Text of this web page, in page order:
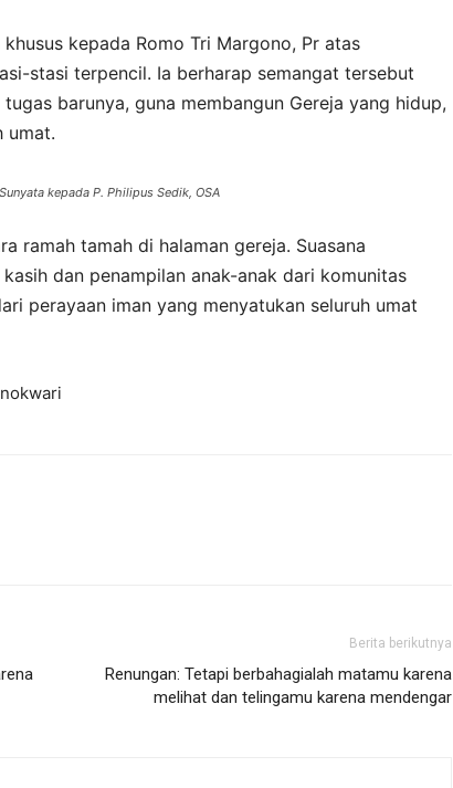
kepada Romo Tri Margono, Pr atas
stasi terpencil. Ia berharap semangat tersebut
barunya, guna membangun Gereja yang hidup,
umat.
kepada P. Philipus Sedik, OSA
ramah tamah di halaman gereja. Suasana
dan penampilan anak-anak dari komunitas
perayaan iman yang menyatukan seluruh umat
Berita berikutnya
Renungan: Tetapi berbahagialah matamu karena
melihat dan telingamu karena mendengar